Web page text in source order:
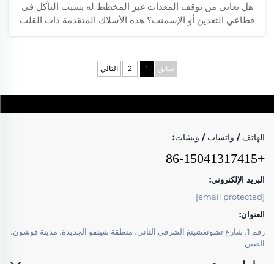
هل تعاني من توقف المعدات غير المخطط له بسبب التآكل في
قطاعي التعدين أو الإسمنت؟ هذه الأسلاك المتقدمة ذات القلب
فني متخصص.
سابق 1
2 التالي
الهاتف / واتساب / ويشات:
+86-15041317415
البريد الإلكتروني:
[email protected]
العنوان:
رقم 1، شارع تشونغشينغ الشرقي الثاني، منطقة شينفو الجديدة، مدينة فوشون،
الصين